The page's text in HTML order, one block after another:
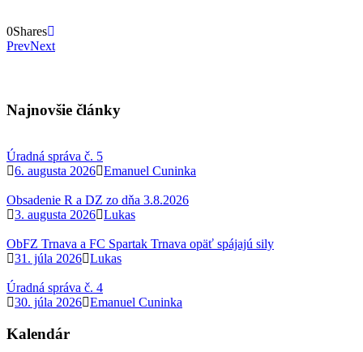
0Shares
PrevNext
Najnovšie články
Úradná správa č. 5
6. augusta 2026 Emanuel Cuninka
Obsadenie R a DZ zo dňa 3.8.2026
3. augusta 2026 Lukas
ObFZ Trnava a FC Spartak Trnava opäť spájajú sily
31. júla 2026 Lukas
Úradná správa č. 4
30. júla 2026 Emanuel Cuninka
Kalendár